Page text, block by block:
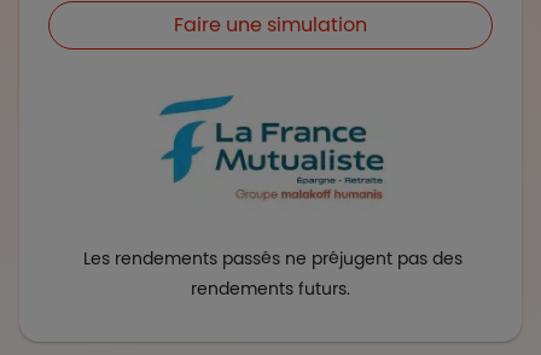
Faire une simulation
Les rendements passés ne préjugent pas des
rendements futurs.